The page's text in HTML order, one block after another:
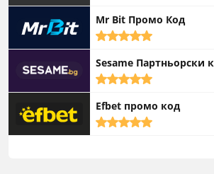
Mr Bit Промо Код
5,0
Sesame Партньорски
5,0
Efbet промо код
5,0